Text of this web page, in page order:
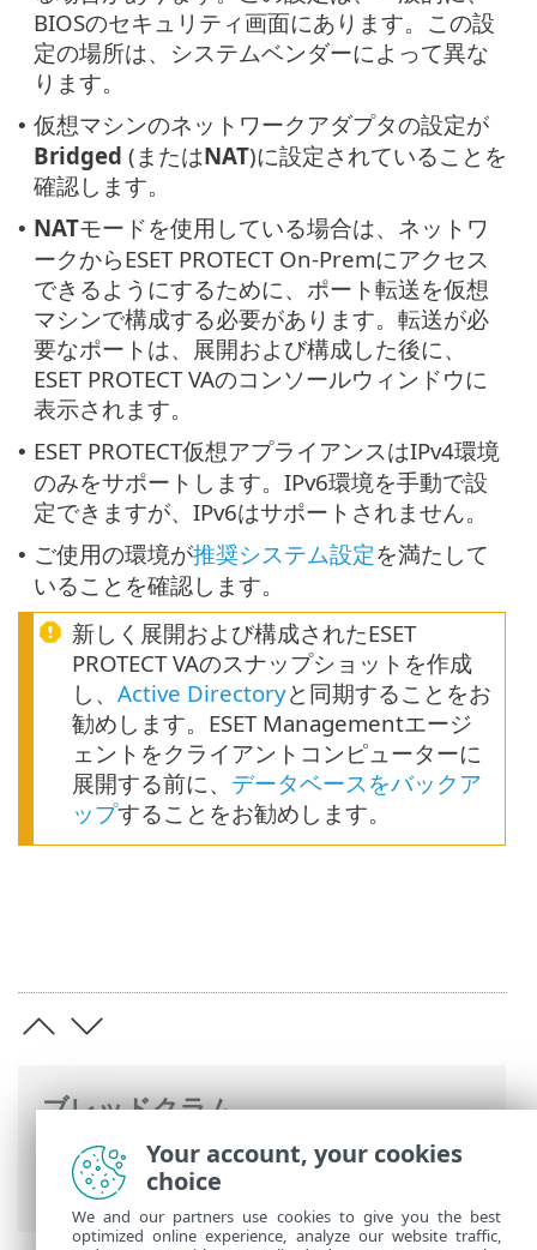
ブレッドクラム
ESETオンラインヘルプ>ESET PROTECT
On-Prem
>仕様
BIOSのセキュリティ画面にあります。この設
定の場所は、システムベンダーによって異な
ります。
• 仮想マシンのネットワークアダプタの設定が
Bridged (またはNAT)に設定されていることを
確認します。
• NATモードを使用している場合は、ネットワ
ークからESET PROTECT On-Premにアクセス
できるようにするために、ポート転送を仮想
マシンで構成する必要があります。転送が必
要なポートは、展開および構成した後に、
ESET PROTECT VAのコンソールウィンドウに
表示されます。
• ESET PROTECT仮想アプライアンスはIPv4環境
のみをサポートします。IPv6環境を手動で設
定できますが、IPv6はサポートされません。
• ご使用の環境が推奨システム設定を満たして
いることを確認します。
新しく展開および構成されたESET
PROTECT VAのスナップショットを作成
し、 Active Directoryと同期することをお
勧めします。ESET Managementエージ
ェントをクライアントコンピューターに
展開する前に、 データベースをバックア
ップすることをお勧めします。
Your account, your cookies
choice
We and our partners use cookies to give you the best
optimized online experience, analyze our website traffic,